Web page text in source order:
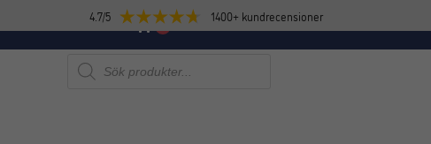
4.7/5 1400+ kundrecensioner
NYHETER 0
Produktsökning